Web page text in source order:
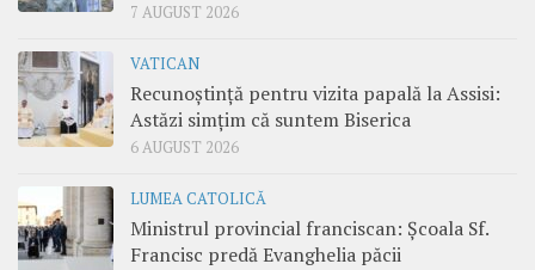
7 AUGUST 2026
VATICAN
Recunoștință pentru vizita papală la Assisi:
Astăzi simțim că suntem Biserica
6 AUGUST 2026
LUMEA CATOLICĂ
Ministrul provincial franciscan: Școala Sf.
Francisc predă Evanghelia păcii